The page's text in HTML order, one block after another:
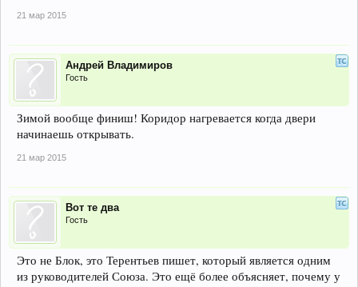
21 мар 2015
Андрей Владимиров
Гость
Зимой вообще финиш! Коридор нагревается когда двери
начинаешь открывать.
21 мар 2015
Вот те два
Гость
Это не Блок, это Терентьев пишет, который является одним
из руководителей Союза. Это ещё более объясняет, почему у